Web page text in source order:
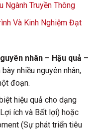
Ngành Truyền Thông
Và Kinh Nghiệm Đạt
nhân – Hậu quả –
nhiều nguyên nhân,
đoạn.
hiệu quả cho dạng
ích và Bất lợi) hoặc
(Sự phát triển tiêu